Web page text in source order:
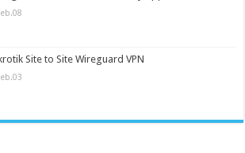
Site to Site Wireguard VPN